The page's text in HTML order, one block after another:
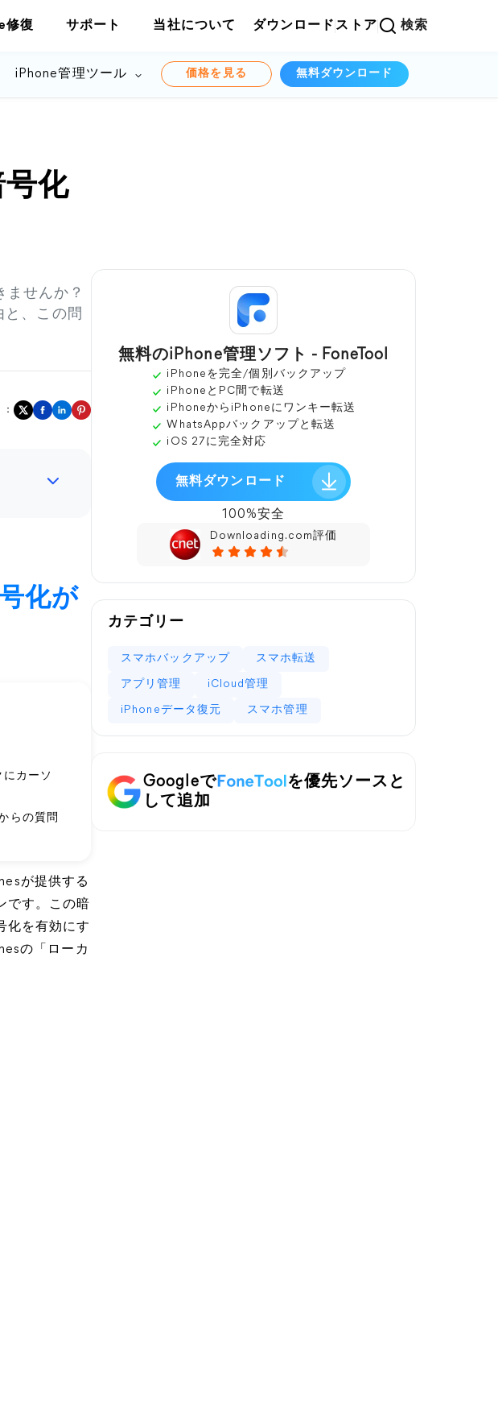
修復 サポート 当社について ダウンロード ストア 検索
iPhone管理ツール 価格を見る 無料ダウンロード
化
せんか？
、この問
化が
カーソ
らの質問
が提供する
です。この暗
化を有効にす
の「ローカ
無料のiPhone管理ソフト - FoneTool
iPhoneを完全/個別バックアップ
iPhoneとPC間で転送
iPhoneからiPhoneにワンキー転送
WhatsAppバックアップと転送
iOS 27に完全対応
無料ダウンロード
100%安全
Downloading.com評価
カテゴリー
スマホバックアップ スマホ転送
アプリ管理 iCloud管理
iPhoneデータ復元 スマホ管理
Googleで
を優先ソースと
して追加